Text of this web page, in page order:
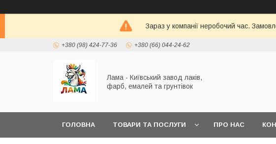
Зараз у компанії неробочий час.
+380 (98) 424-77-36 +380 (66) 044-24-62
Лама - Київський завод лаків,
фарб, емалей та грунтівок
ГОЛОВНА ТОВАРИ ТА ПОСЛУГИ ПРО НАС